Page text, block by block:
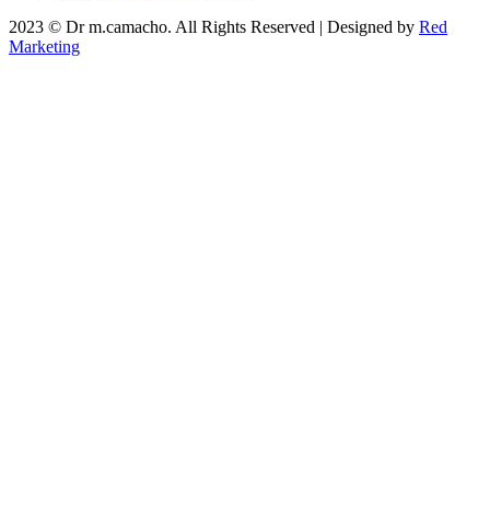
2023 © Dr m.camacho. All Rights Reserved | Designed by Red
Marketing